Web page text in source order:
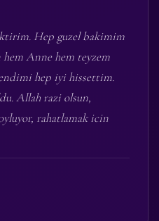
Hep guzel bakimim
Anne hem teyzem
hep iyi hissettim.
Allah razi olsun,
rahatlamak icin